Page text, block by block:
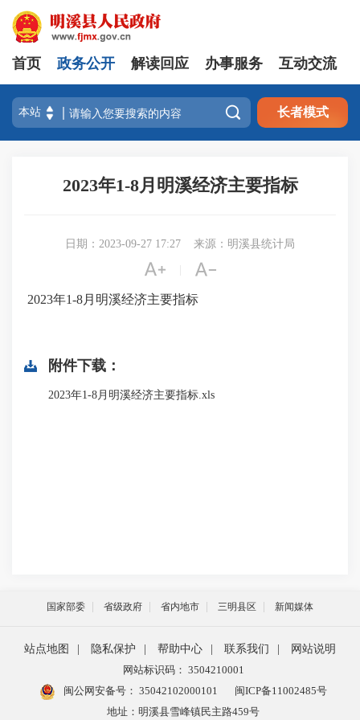
首页 政务公开 解读回应 办事服务 互动交流
 长者模式
2023年1-8月明溪经济主要指标
日期：2023-09-27 17:27 来源：明溪县统计局
 
2023年1-8月明溪经济主要指标
附件下载：
2023年1-8月明溪经济主要指标.xls
国家部委 省级政府 省内地市 三明县区 新闻媒体
站点地图 隐私保护 帮助中心 联系我们
网站说明
网站标识码： 3504210001
闽公网安备号： 35042102000101
闽ICP备11002485号
地址：明溪县雪峰镇民主路459号